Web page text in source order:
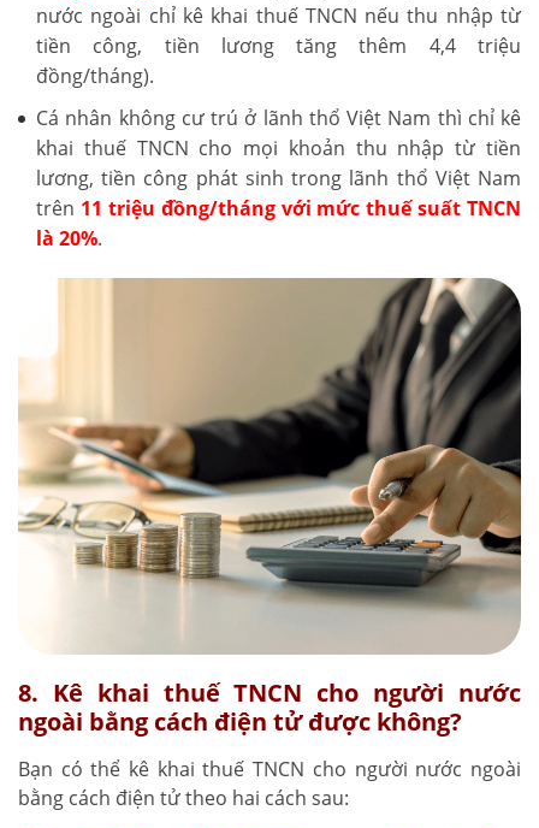
nước ngoài chỉ kê khai thuế TNCN nếu thu nhập từ
tiền công, tiền lương tăng thêm 4,4 triệu
đồng/tháng).
Cá nhân không cư trú ở lãnh thổ Việt Nam thì chỉ kê
khai thuế TNCN cho mọi khoản thu nhập từ tiền
lương, tiền công phát sinh trong lãnh thổ Việt Nam
trên 11 triệu đồng/tháng với mức thuế suất TNCN
là 20%.
8. Kê khai thuế TNCN cho người nước
ngoài bằng cách điện tử được không?
Bạn có thể kê khai thuế TNCN cho người nước ngoài
bằng cách điện tử theo hai cách sau: